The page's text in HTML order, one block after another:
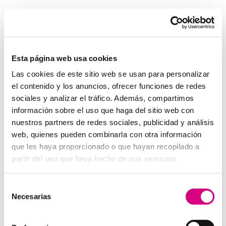
Esta página web usa cookies
Las cookies de este sitio web se usan para personalizar
el contenido y los anuncios, ofrecer funciones de redes
sociales y analizar el tráfico. Además, compartimos
información sobre el uso que haga del sitio web con
nuestros partners de redes sociales, publicidad y análisis
web, quienes pueden combinarla con otra información
que les haya proporcionado o que hayan recopilado a
partir del uso que haya hecho de sus servicios.
Necesarias
tan importante como asegurar una buena red eléctrica.
Losinterfonos IP para aerogeneradoresson una
System Network, tu operadora de telefonía
virtual en España
DesdeTelefonía Virtual Network, te invitamos a
que nos permitas estudiar tu caso particular. Aunque si
lo prefieres, puedes enviarnos un correo electrónico a
virtual@networkes.como llamarnos al900 800 806.
Tenemos más de 15 años de experiencia en
instalación de sistemas de telefonía virtual. Gracias a
su rápida integración, permite gran flexibilidad en el
virtual de centrales telefónicas virtuales dimensionadas
a las necesidades de cada cliente.